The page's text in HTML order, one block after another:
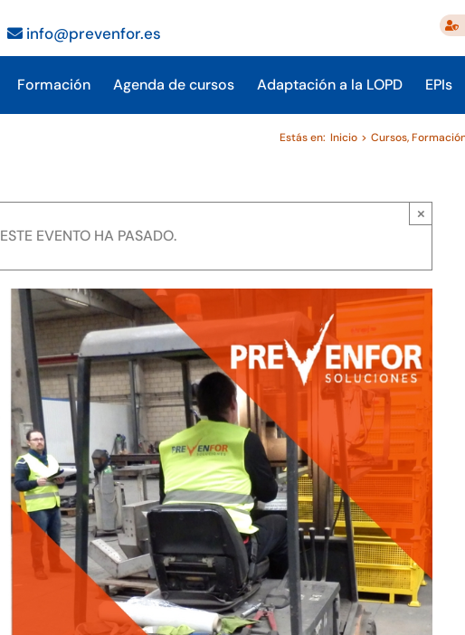
info@prevenfor.es
Formación Agenda de cursos Adaptación a la LOPD EPIs
Estás en: Inicio Cursos
ESTE EVENTO HA PASADO.
×